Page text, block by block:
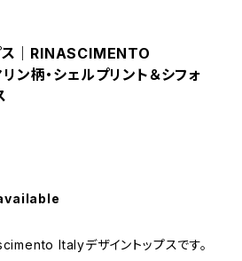
ス｜RINASCIMENTO
柄・シェルプリント＆シフォ
Italyデザイントップスです。